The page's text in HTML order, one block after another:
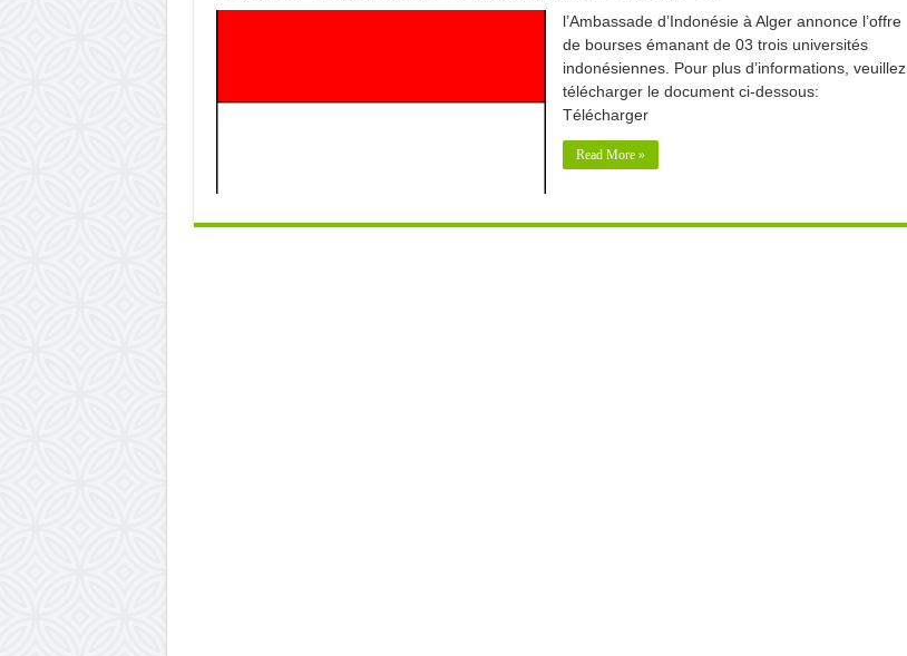
l’Ambassade d’Indonésie à Alger annonce l’offre
de bourses émanant de 03 trois universités
indonésiennes. Pour plus d’informations, veuillez
télécharger le document ci-dessous:
Télécharger
Read More »